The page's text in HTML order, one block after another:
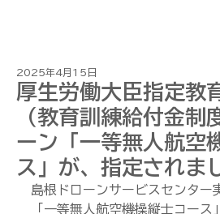
厚生労働大臣指定教
（教育訓練給付金制
ーン「一等無人航空
ス」が、指定されま
2025年4月15日
島根ドローンサービスセンター
「一等無人航空機操縦士コース